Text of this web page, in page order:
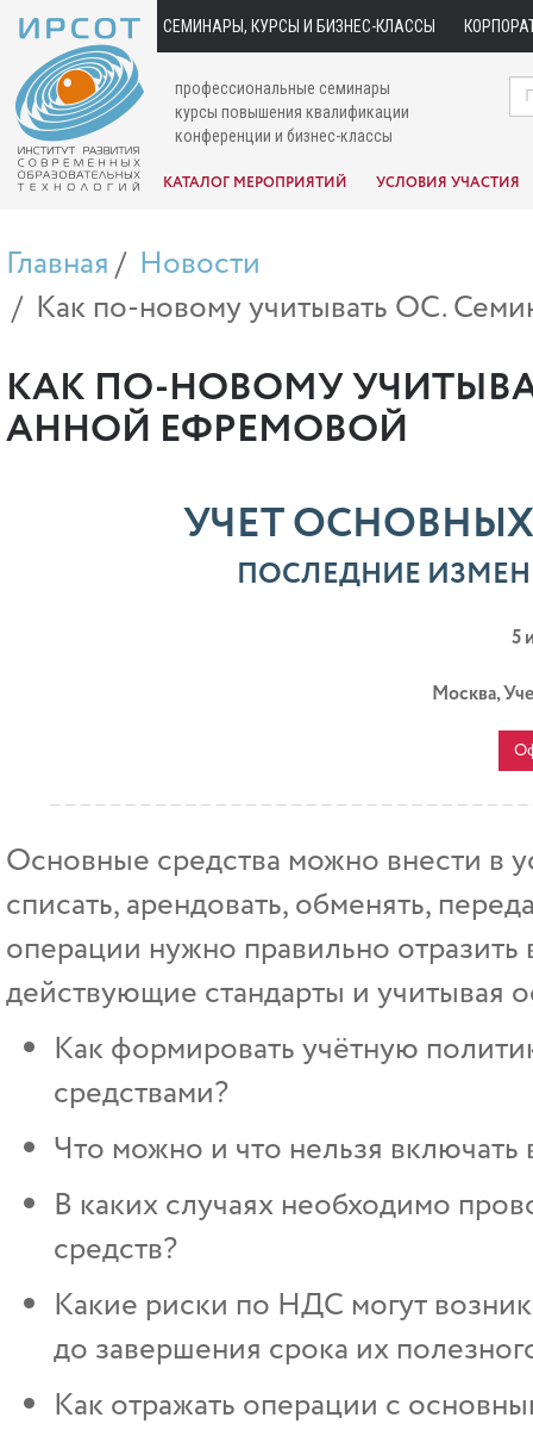
СЕМИНАРЫ, КУРСЫ И БИЗНЕС-КЛАССЫ
профессиональные семинары
курсы повышения квалификации
конференции и бизнес-классы
КАТАЛОГ МЕРОПРИЯТИЙ УСЛОВИЯ УЧАСТИЯ
Главная
Новости
Как по-новому учитывать ОС.
КАК ПО-НОВОМУ
АННОЙ ЕФРЕМОВОЙ
УЧЕТ ОСНОВНЫХ
ПОСЛЕДНИЕ
5
Москва,
Основные средства можно внести в
списать, арендовать, обменять,
операции нужно правильно отразить
действующие стандарты и учитывая
Как формировать учётную
средствами?
Что можно и что нельзя
В каких случаях необходимо
средств?
Какие риски по НДС могут
до завершения срока их
Как отражать операции с